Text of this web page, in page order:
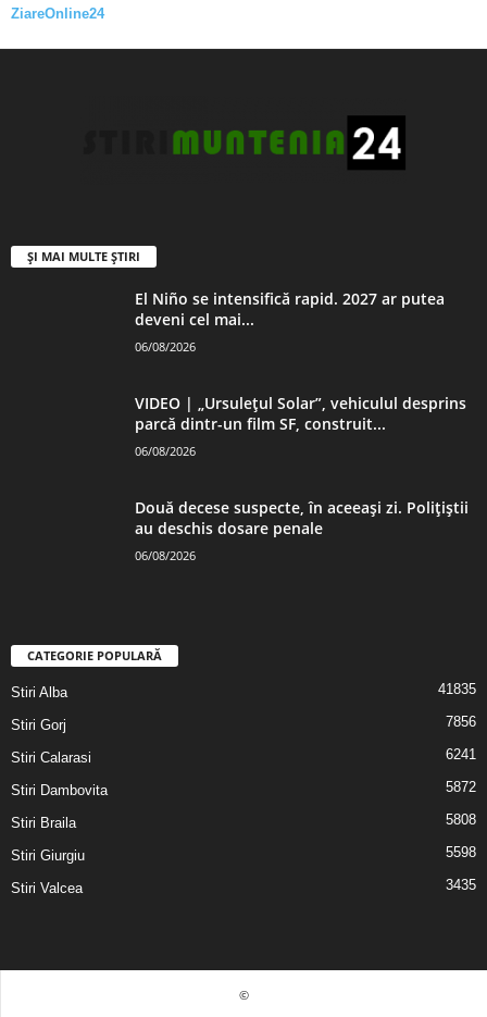
ZiareOnline24
ȘI MAI MULTE ȘTIRI
El Niño se intensifică rapid. 2027 ar putea
deveni cel mai...
06/08/2026
VIDEO | „Ursulețul Solar”, vehiculul desprins
parcă dintr-un film SF, construit...
06/08/2026
Două decese suspecte, în aceeași zi. Polițiștii
au deschis dosare penale
06/08/2026
CATEGORIE POPULARĂ
Stiri Alba 41835
Stiri Gorj 7856
Stiri Calarasi 6241
Stiri Dambovita 5872
Stiri Braila 5808
Stiri Giurgiu 5598
Stiri Valcea 3435
©